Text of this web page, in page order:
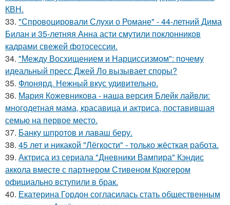
КВН.
33. "Спровоцировали Слухи о Романе" - 44-летний Дима
Билан и 35-летняя Анна асти смутили поклонников
кадрами свежей фотосессии.
34. "Между Восхищением и Нарциссизмом": почему
идеальный пресс Джей Ло вызывает споры?
35. Флонярд. Нежный вкус удивительно.
36. Мария Кожевникова - наша версия Блейк лайвли:
многодетная мама, красавица и актриса, поставившая
семью на первое место.
37. Банку шпротов и лаваш беру.
38. 45 лет и никакой "Лёгкости" - только жёсткая работа.
39. Актриса из сериала "Дневники Вампира" Кэндис
аккола вместе с партнером Стивеном Крюгером
официально вступили в брак.
40. Екатерина Гордон согласилась стать общественным